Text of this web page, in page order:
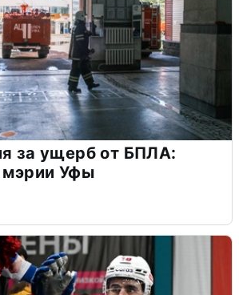
за ущерб от БПЛА:
мэрии Уфы